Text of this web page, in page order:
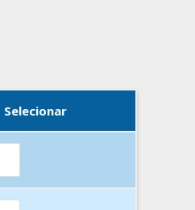
Selecionar